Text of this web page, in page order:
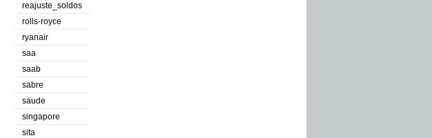
reajuste_soldos
rolls-royce
ryanair
saa
saab
sabre
saude
singapore
sita